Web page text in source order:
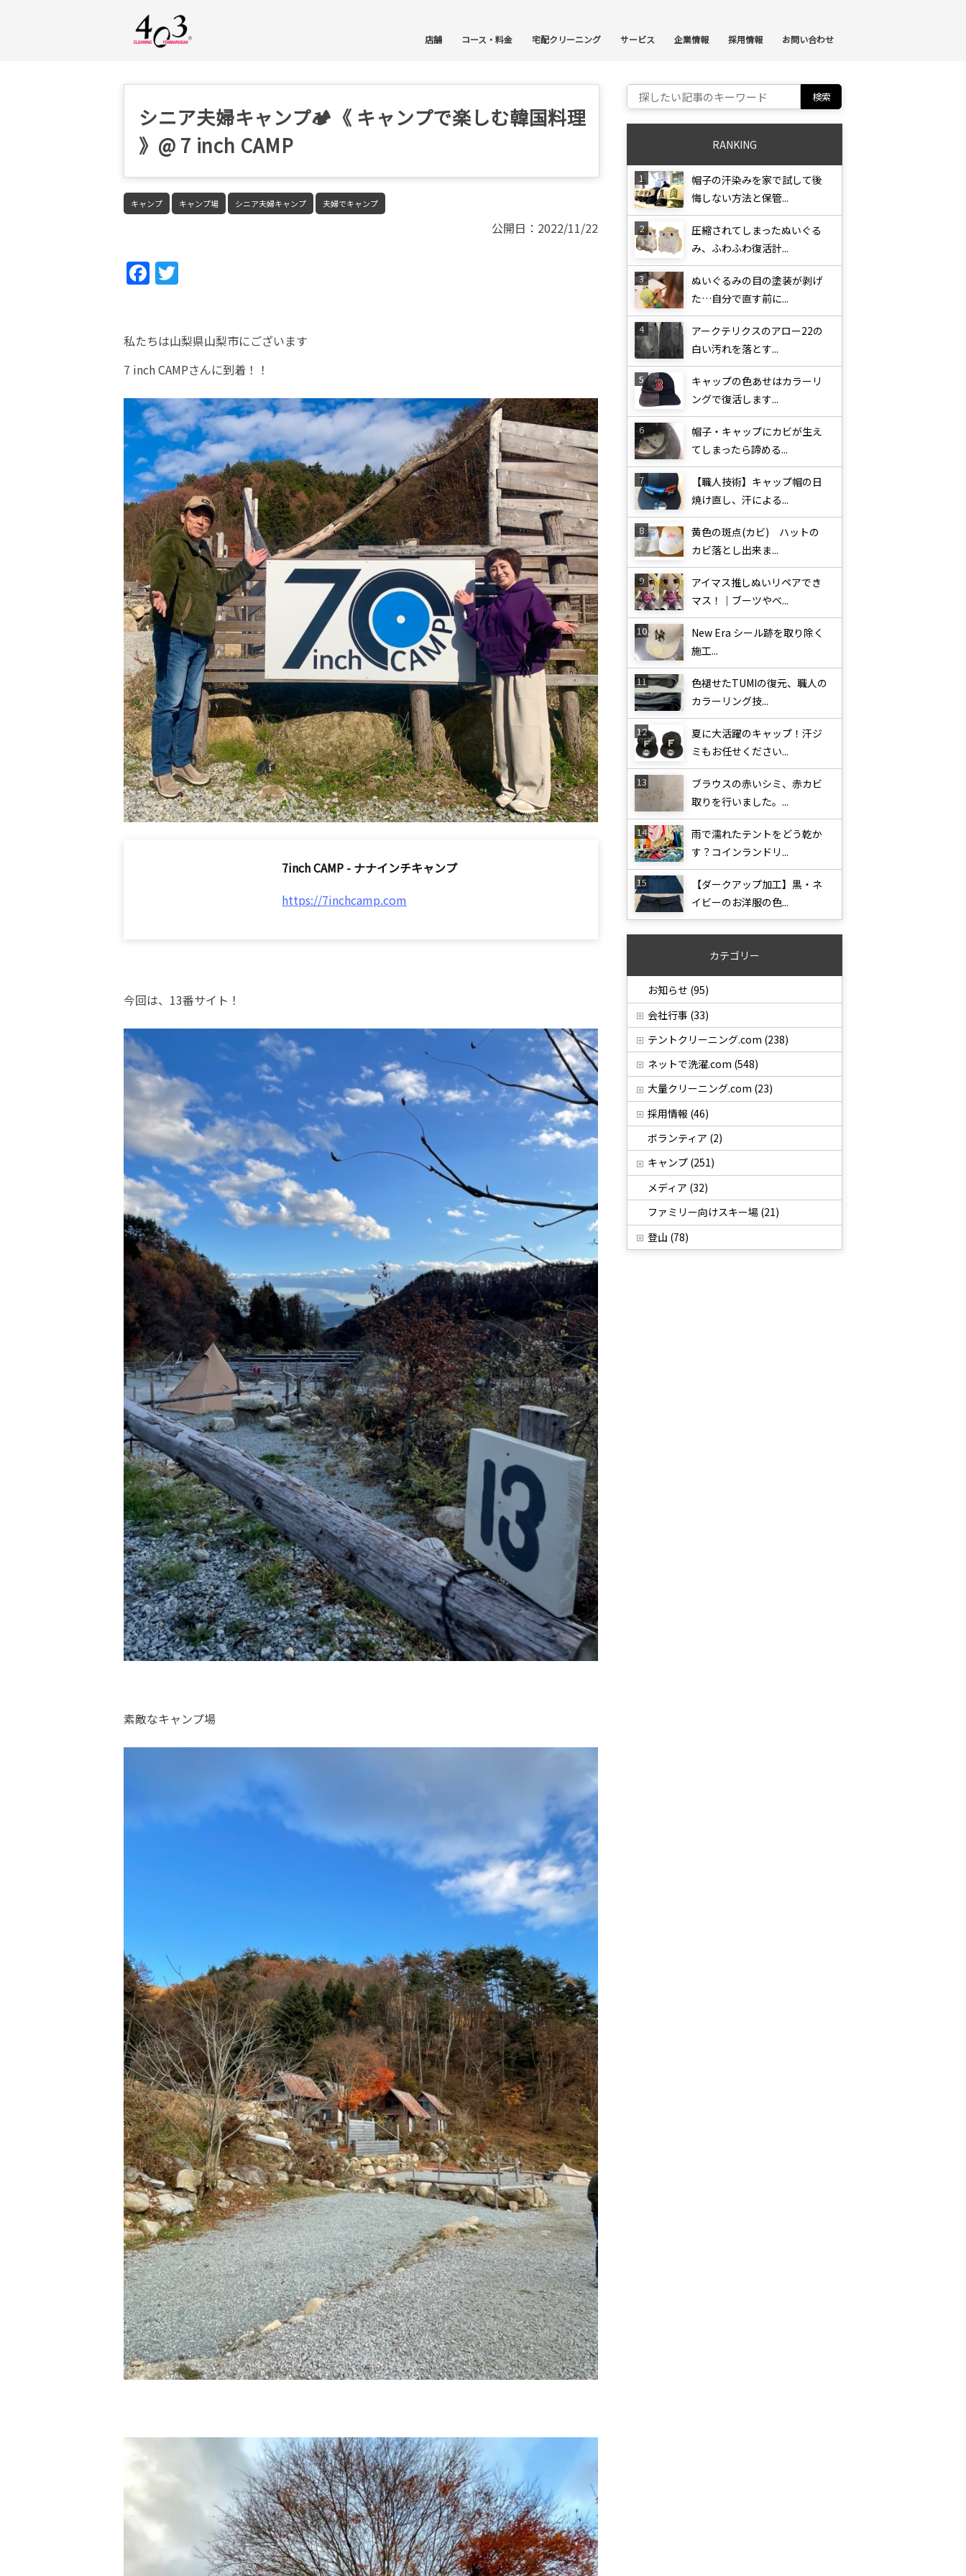
店舗 コース・料金 宅配クリーニング サービス 企業情報 採用情報 お問い合わせ
シニア夫婦キャンプ🏕《 キャンプで楽しむ韓国料理
》@ 7 inch CAMP
キャンプ キャンプ場 シニア夫婦キャンプ 夫婦でキャンプ
公開日：2022/11/22
Fac
私たちは山梨県山梨市にございます
7 inch CAMPさんに到着！！
7inch CAMP - ナナインチキャンプ
https://7inchcamp.com
今回は、13番サイト！
素敵なキャンプ場
Search for:
RANKING
帽子の汗染みを家で試して後
悔しない方法と保管...
圧縮されてしまったぬいぐる
み、ふわふわ復活計...
ぬいぐるみの目の塗装が剥げ
た…自分で直す前に...
アークテリクスのアロー22の
白い汚れを落とす...
キャップの色あせはカラーリ
ングで復活します...
帽子・キャップにカビが生え
てしまったら諦める...
【職人技術】キャップ帽の日
焼け直し、汗による...
黄色の斑点(カビ) ハットの
カビ落とし出来ま...
アイマス推しぬいリペアでき
マス！｜ブーツやベ...
New Era シール跡を取り除く
施工...
色褪せたTUMIの復元、職人の
カラーリング技...
夏に大活躍のキャップ！汗ジ
ミもお任せください...
ブラウスの赤いシミ、赤カビ
取りを行いました。...
雨で濡れたテントをどう乾か
す？コインランドリ...
【ダークアップ加工】黒・ネ
イビーのお洋服の色...
カテゴリー
お知らせ (95)
会社行事 (33)
テントクリーニング.com (238)
ネットで洗濯.com (548)
大量クリーニング.com (23)
採用情報 (46)
ボランティア (2)
キャンプ (251)
メディア (32)
ファミリー向けスキー場 (21)
登山 (78)